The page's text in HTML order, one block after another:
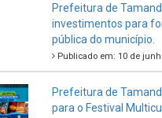
Prefeitura de
investimentos para
pública do município.
Publicado em: 10 de
Prefeitura de
para o Festival